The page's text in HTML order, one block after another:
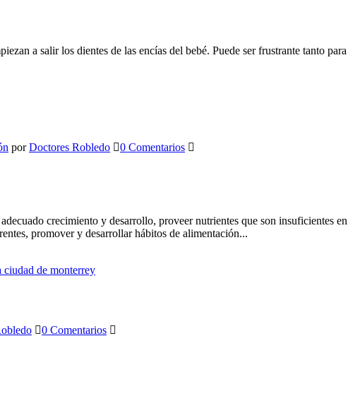
a salir los dientes de las encías del bebé. Puede ser frustrante tanto
porDoctores Robledo
0 Comentarios
crecimiento y desarrollo, proveer nutrientes que son insuficientes
promover y desarrollar hábitos de alimentación...
0 Comentarios